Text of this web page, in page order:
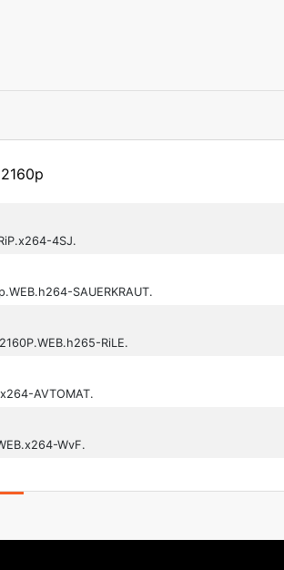
2160p
4SJ.
SAUERKRAUT.
RiLE.
AVTOMAT.
WvF.